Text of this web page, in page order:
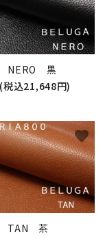
NERO 黒
込21,648円)
TAN 茶
favorite